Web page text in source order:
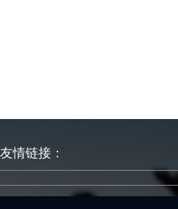
友情链接：